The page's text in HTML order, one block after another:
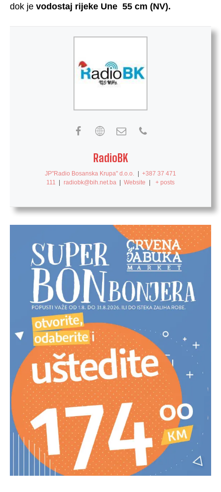
dok je vodostaj rijeke Une 55 cm (NV).
RadioBK
JP"Radio Bosanska Krupa" d.o.o. | +387 37 471
111
| radiobk@bih.net.ba | Website | + posts